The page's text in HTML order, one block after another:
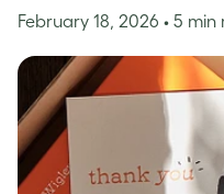
February 18, 2026 • 5 min